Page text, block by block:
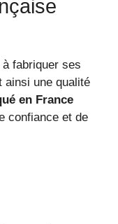
fabriquer ses
ainsi une qualité
en France
confiance et de